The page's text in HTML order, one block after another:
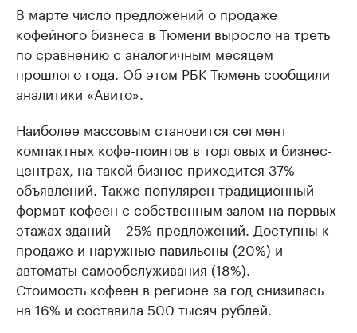
В марте число предложений о продаже
кофейного бизнеса в Тюмени выросло на треть
по сравнению с аналогичным месяцем
прошлого года. Об этом РБК Тюмень сообщили
аналитики «Авито».
Наиболее массовым становится сегмент
компактных кофе-поинтов в торговых и бизнес-
центрах, на такой бизнес приходится 37%
объявлений. Также популярен традиционный
формат кофеен с собственным залом на первых
этажах зданий – 25% предложений. Доступны к
продаже и наружные павильоны (20%) и
автоматы самообслуживания (18%).
Стоимость кофеен в регионе за год снизилась
на 16% и составила 500 тысяч рублей.